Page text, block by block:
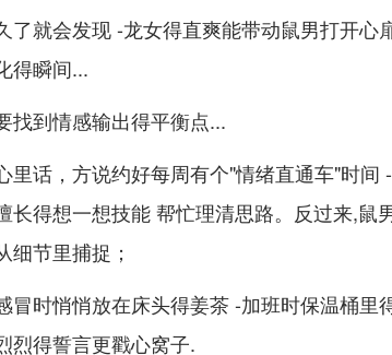
了就会发现 -龙女得直爽能带动鼠男打开心
得瞬间...
找到情感输出得平衡点...
里话，方说约好每周有个"情绪直通车"时间
长得想一想技能 帮忙理清思路。反过来,鼠
细节里捕捉；
冒时悄悄放在床头得姜茶 -加班时保温桶里
烈得誓言更戳心窝子.